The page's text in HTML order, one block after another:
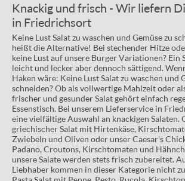
Knackig und frisch - Wir liefern
in Friedrichsort
Keine Lust Salat zu waschen und Gemüse zu
heißt die Alternative! Bei stechender Hitze
keine Lust auf unsere Burger Variationen? Ein
leicht und lecker aber dennoch sättigend.
Haken wäre: Keine Lust Salat zu waschen und
schneiden? Ob als vollwertige Mahlzeit oder
frischer und gesunder Salat gehört einfach
Essenstisch. Bei unserem Lieferservice in
eine vielfältige Auswahl an knackigen Salaten.
griechischer Salat mit Hirtenkäse,
Zwiebeln und Oliven oder unser Caesar's
Padano, Croutons, Kirschtomaten und
unsere Salate werden stets frisch zubereitet.
Liebhaber kommen in dieser Kategorie nicht